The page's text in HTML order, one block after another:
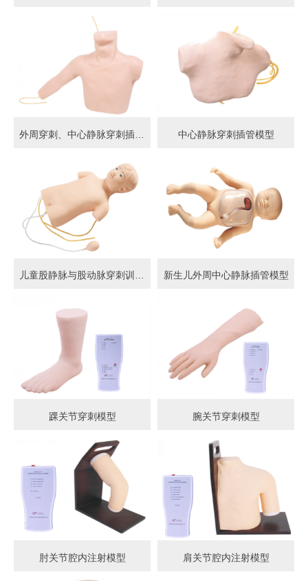
外周穿刺、中心静脉穿刺插管模型 中心静脉穿刺插管模型
儿童股静脉与股动脉穿刺训练模型 新生儿外周中心静脉插管模型
踝关节穿刺模型 腕关节穿刺模型
肘关节腔内注射模型 肩关节腔内注射模型